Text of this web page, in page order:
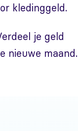
kledinggeld.
je geld
nieuwe maand.